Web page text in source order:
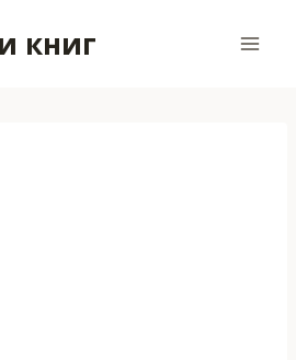
книг